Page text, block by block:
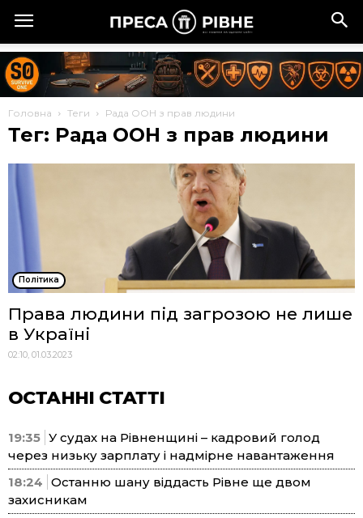
Головна Теги Рада ООН з прав людини
Тег: Рада ООН з прав людини
Політика
Права людини під загрозою не лише
в Україні
02:10, 01.03.2023
ОСТАННІ СТАТТІ
19:35 У судах на Рівненщині – кадровий голод
через низьку зарплату і надмірне навантаження
18:24 Останню шану віддасть Рівне ще двом
захисникам